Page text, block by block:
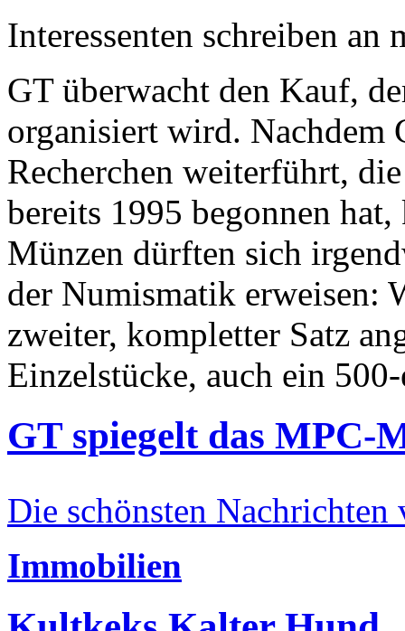
Interessenten schreiben
GT überwacht den Kauf,
organisiert wird. Nachdem
Recherchen weiterführt,
bereits 1995 begonnen
Münzen dürften sich
der Numismatik erweisen:
zweiter, kompletter Satz
Einzelstücke, auch ein
GT spiegelt das MPC-
Die schönsten Nachrichten
Immobilien